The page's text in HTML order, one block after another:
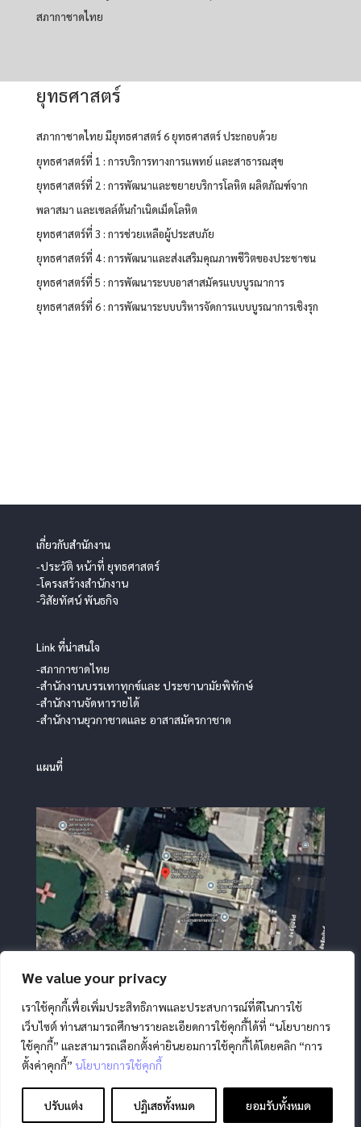
We value your privacy
เราใช้คุกกี้เพื่อเพิ่มประสิทธิภาพและประสบการณ์ที่ดีในการใช้
เว็บไซต์ ท่านสามารถศึกษารายละเอียดการใช้คุกกี้ได้ที่ “นโยบายการ
ใช้คุกกี้” และสามารถเลือกตั้งค่ายินยอมการใช้คุกกี้ได้โดยคลิก “การ
ตั้งค่าคุกกี้” นโยบายการใช้คุกกี้
ปรับแต่ง ปฏิเสธทั้งหมด ยอมรับทั้งหมด
สภากาชาดไทย
ยุทธศาสตร์
สภากาชาดไทย มียุทธศาสตร์ 6 ยุทธศาสตร์ ประกอบด้วย
ยุทธศาสตร์ที่ 1 : การบริการทางการแพทย์ และสาธารณสุข
ยุทธศาสตร์ที่ 2 : การพัฒนาและขยายบริการโลหิต ผลิตภัณฑ์จาก
พลาสมา และเซลล์ต้นกำเนิดเม็ดโลหิต
ยุทธศาสตร์ที่ 3 : การช่วยเหลือผู้ประสบภัย
ยุทธศาสตร์ที่ 4 : การพัฒนาและส่งเสริมคุณภาพชีวิตของประชาชน
ยุทธศาสตร์ที่ 5 : การพัฒนาระบบอาสาสมัครแบบบูรณาการ
ยุทธศาสตร์ที่ 6 : การพัฒนาระบบบริหารจัดการแบบบูรณาการเชิงรุก
เกี่ยวกับสำนักงาน
-ประวัติ หน้าที่ ยุทธศาสตร์
-โครงสร้างสำนักงาน
-วิสัยทัศน์ พันธกิจ
Link ที่น่าสนใจ
-สภากาชาดไทย
-สำนักงานบรรเทาทุกข์และ ประชานามัยพิทักษ์
-สำนักงานจัดหารายได้
-สำนักงานยุวกาชาดและ อาสาสมัครกาชาด
แผนที่
ส่วนบุคคล
นโยบายคุกกี้ |ข้อตกลงการใช้งาน | มาตรการ
รักษาความมั่นคงปลอดภัยข้อมูลส่วนบุคคล